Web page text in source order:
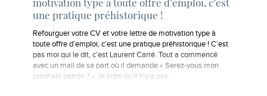
une pratique préhistorique !
Refourguer votre CV et votre lettre de motivation type à
toute offre d’emploi, c’est une pratique préhistorique ! C’est
pas moi qui le dit, c’est Laurent Carré. Tout a commencé
avec un mail de sa part où il demande « Serez-vous mon
prochain patron ? » Je note qu’il n’y a pas…